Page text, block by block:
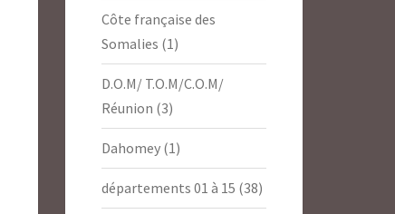
Côte française des
Somalies (1)
D.O.M/ T.O.M/C.O.M/
Réunion (3)
Dahomey(1)
départements 01 à 15 (38)